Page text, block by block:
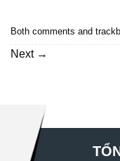
Both comments and
Next →